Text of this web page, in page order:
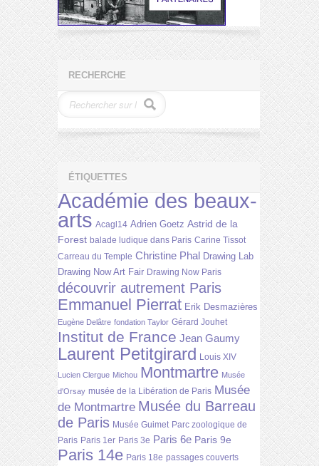
RECHERCHE
ÉTIQUETTES
Académie des beaux-
arts Acagl14 Adrien Goetz Astrid de la
Forest balade ludique dans Paris Carine Tissot
Carreau du Temple Christine Phal Drawing Lab
Drawing Now Art Fair Drawing Now Paris
découvrir autrement Paris
Emmanuel Pierrat Erik Desmazières
Eugène Delâtre fondation Taylor Gérard Jouhet
Institut de France Jean Gaumy
Laurent Petitgirard Louis XIV
Lucien Clergue Michou Montmartre Musée
d'Orsay musée de la Libération de Paris Musée
de Montmartre Musée du Barreau
de Paris Musée Guimet Parc zoologique de
Paris Paris 1er Paris 3e Paris 6e Paris 9e
Paris 14e Paris 18e passages couverts